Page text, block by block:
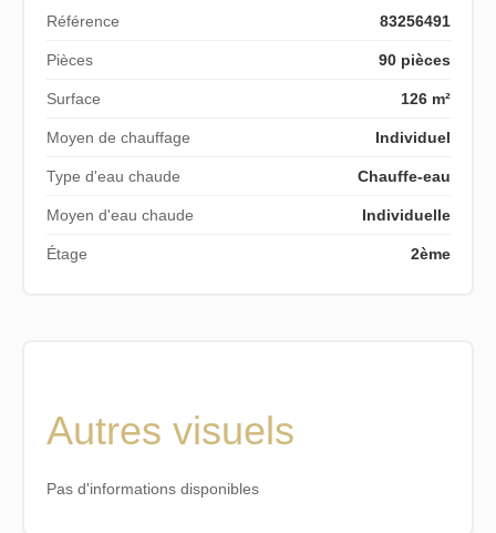
Référence 83256491
Pièces 90 pièces
Surface 126 m²
Moyen de chauffage Individuel
Type d'eau chaude Chauffe-eau
Moyen d'eau chaude Individuelle
Étage 2ème
Autres visuels
Pas d'informations disponibles